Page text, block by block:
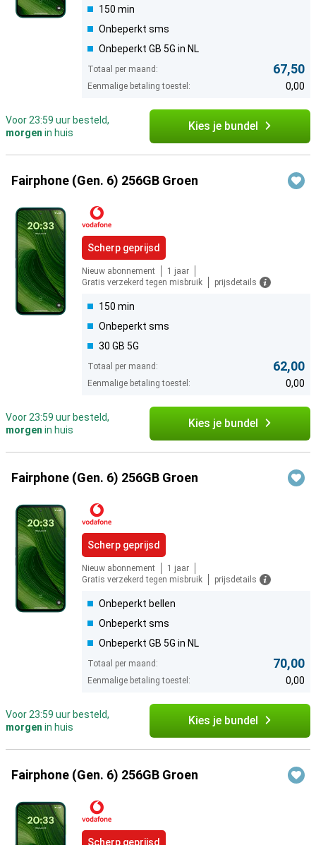
150 min
Onbeperkt sms
Onbeperkt GB 5G in NL
Totaal per maand: 67,50
Eenmalige betaling toestel: 0,00
Voor 23:59 uur besteld,
morgen in huis Kies je bundel
Fairphone (Gen. 6) 256GB Groen
Scherp geprijsd
Nieuw abonnement
1 jaar
Gratis verzekerd tegen misbruik
prijsdetails
150 min
Onbeperkt sms
30 GB 5G
Totaal per maand: 62,00
Eenmalige betaling toestel: 0,00
Voor 23:59 uur besteld,
morgen in huis Kies je bundel
Fairphone (Gen. 6) 256GB Groen
Scherp geprijsd
Nieuw abonnement
1 jaar
Gratis verzekerd tegen misbruik
prijsdetails
Onbeperkt bellen
Onbeperkt sms
Onbeperkt GB 5G in NL
Totaal per maand: 70,00
Eenmalige betaling toestel: 0,00
Voor 23:59 uur besteld,
morgen in huis Kies je bundel
Fairphone (Gen. 6) 256GB Groen
Scherp geprijsd